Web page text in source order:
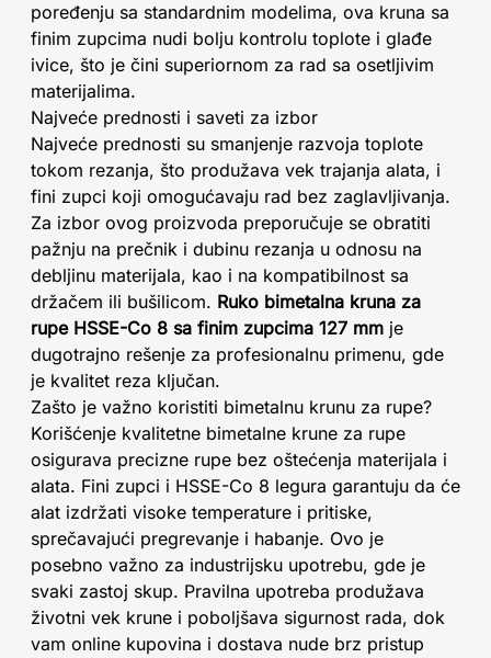
poređenju sa standardnim modelima, ova kruna sa
finim zupcima nudi bolju kontrolu toplote i glađe
ivice, što je čini superiornom za rad sa osetljivim
materijalima.
Najveće prednosti i saveti za izbor
Najveće prednosti su smanjenje razvoja toplote
tokom rezanja, što produžava vek trajanja alata, i
fini zupci koji omogućavaju rad bez zaglavljivanja.
Za izbor ovog proizvoda preporučuje se obratiti
pažnju na prečnik i dubinu rezanja u odnosu na
debljinu materijala, kao i na kompatibilnost sa
držačem ili bušilicom. Ruko bimetalna kruna za
rupe HSSE-Co 8 sa finim zupcima 127 mm je
dugotrajno rešenje za profesionalnu primenu, gde
je kvalitet reza ključan.
Zašto je važno koristiti bimetalnu krunu za rupe?
Korišćenje kvalitetne bimetalne krune za rupe
osigurava precizne rupe bez oštećenja materijala i
alata. Fini zupci i HSSE-Co 8 legura garantuju da će
alat izdržati visoke temperature i pritiske,
sprečavajući pregrevanje i habanje. Ovo je
posebno važno za industrijsku upotrebu, gde je
svaki zastoj skup. Pravilna upotreba produžava
životni vek krune i poboljšava sigurnost rada, dok
vam online kupovina i dostava nude brz pristup